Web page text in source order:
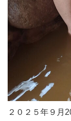
２０２５年９月